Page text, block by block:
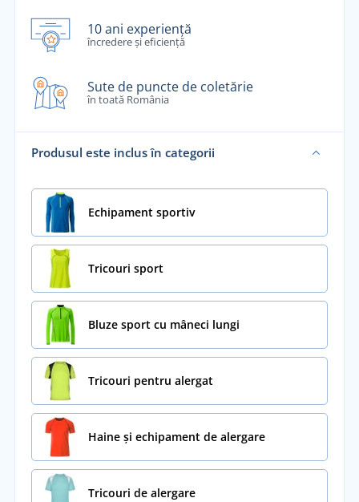
10 ani experiență
încredere și eficiență
Sute de puncte de coletărie
în toată România
Produsul este inclus în categorii
Echipament sportiv
Tricouri sport
Bluze sport cu mâneci lungi
Tricouri pentru alergat
Haine și echipament de alergare
Tricouri de alergare